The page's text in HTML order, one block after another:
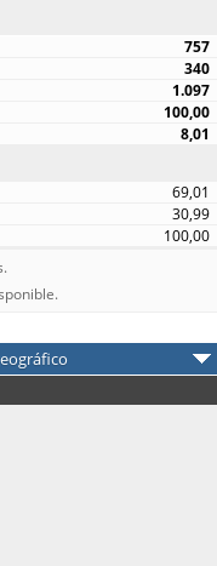
757
340
1.097
100,00
8,01
69,01
30,99
100,00